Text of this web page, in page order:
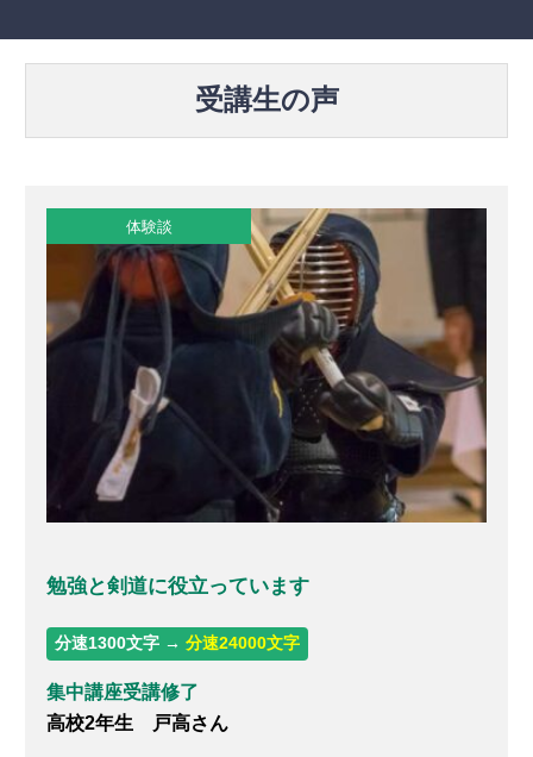
受講生の声
体験談
勉強と剣道に役立っています
分速1300文字 →分速24000文字
集中講座受講修了
高校2年生 戸高さん